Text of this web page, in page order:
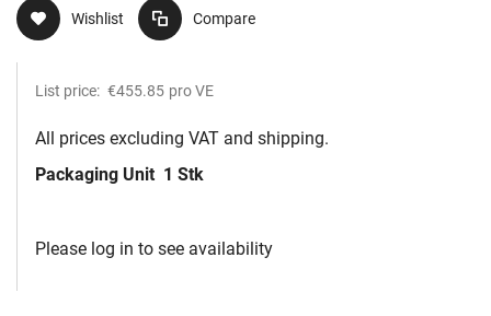
Wishlist Compare
List price: €455.85 pro VE
All prices excluding VAT and shipping.
Packaging Unit 1 Stk
Please log in to see availability